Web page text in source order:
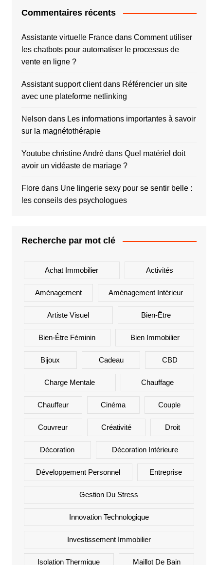
Commentaires récents
Assistante virtuelle Francedans Comment utiliser
les chatbots pour automatiser le processus de
vente en ligne ?
Assistant support clientdans Référencier un site
avec une plateforme netlinking
Nelson dans Les informations importantes à savoir
sur la magnétothérapie
Youtube christine Andrédans Quel matériel doit
avoir un vidéaste de mariage ?
Floredans Une lingerie sexy pour se sentir belle :
les conseils des psychologues
Recherche par mot clé
Achat Immobilier Activités
Aménagement Aménagement Intérieur
Artiste Visuel Bien-Être
Bien-Être Féminin Bien Immobilier
Bijoux Cadeau CBD
Charge Mentale Chauffage
Chauffeur Cinéma Couple
Couvreur Créativité Droit
Décoration Décoration Intérieure
Développement Personnel Entreprise
Gestion Du Stress
Innovation Technologique
Investissement Immobilier
Isolation Thermique Maillot De Bain